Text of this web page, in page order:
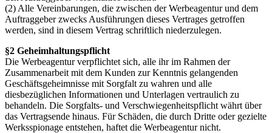
(2) Alle Vereinbarungen, die zwischen der Werbeagentur und dem
Auftraggeber zwecks Ausführungen dieses Vertrages getroffen
werden, sind in diesem Vertrag schriftlich niederzulegen.
§2 Geheimhaltungspflicht
Die Werbeagentur verpflichtet sich, alle ihr im Rahmen der
Zusammenarbeit mit dem Kunden zur Kenntnis gelangenden
Geschäftsgeheimnisse mit Sorgfalt zu wahren und alle
diesbezüglichen Informationen und Unterlagen vertraulich zu
behandeln. Die Sorgfalts- und Verschwiegenheitspflicht währt über
das Vertragsende hinaus. Für Schäden, die durch Dritte oder gezielte
Werksspionage entstehen, haftet die Werbeagentur nicht.